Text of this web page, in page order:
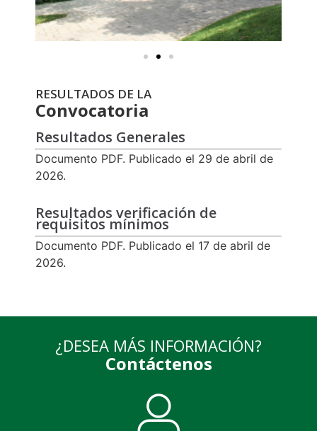
RESULTADOS DE LA
Convocatoria
Resultados Generales
Documento PDF. Publicado el 29 de abril de
2026.
Resultados verificación de
requisitos mínimos
Documento PDF. Publicado el 17 de abril de
2026.
¿DESEA MÁS INFORMACIÓN?
Contáctenos